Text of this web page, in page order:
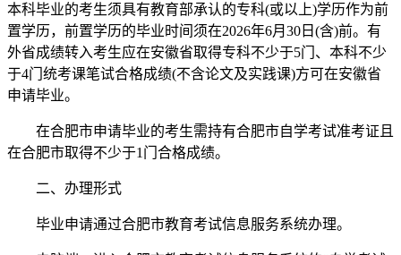
本科毕业的考生须具有教育部承认的专科(或以上)学历作为前
置学历，前置学历的毕业时间须在2026年6月30日(含)前。有
外省成绩转入考生应在安徽省取得专科不少于5门、本科不少
于4门统考课笔试合格成绩(不含论文及实践课)方可在安徽省
申请毕业。
在合肥市申请毕业的考生需持有合肥市自学考试准考证且
在合肥市取得不少于1门合格成绩。
二、办理形式
毕业申请通过合肥市教育考试信息服务系统办理。